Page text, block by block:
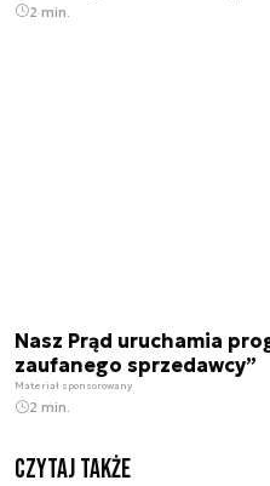
2 min.
Nasz Prąd uruchamia
zaufanego sprzedawcy”
Materiał sponsorowany
2 min.
Czytaj także